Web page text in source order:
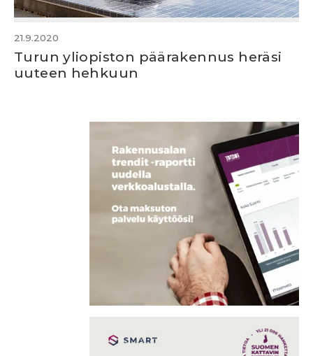
21.9.2020
Turun yliopiston päärakennus heräsi
uuteen hehkuun